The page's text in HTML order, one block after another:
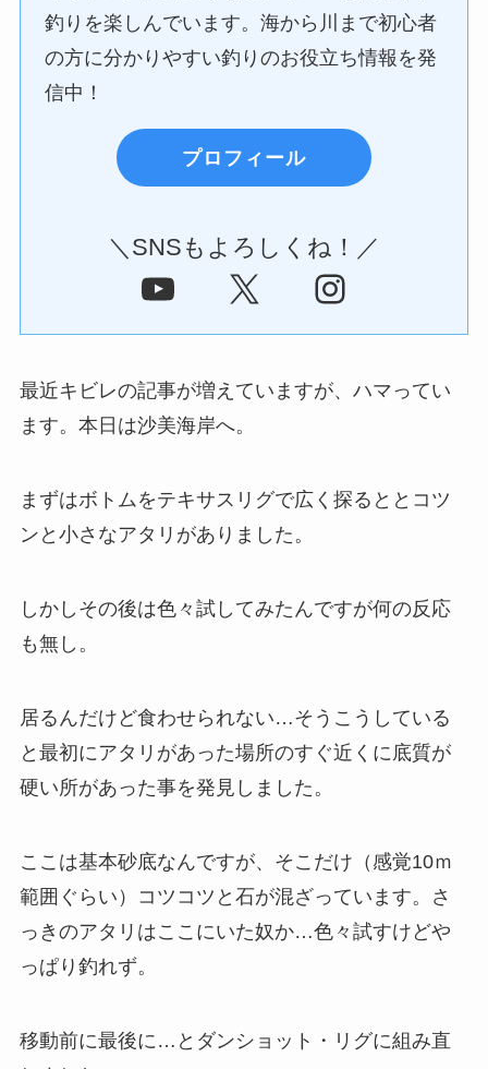
釣りを楽しんでいます。海から川まで初心者
の方に分かりやすい釣りのお役立ち情報を発
信中！
プロフィール
＼SNSもよろしくね！／
YouTube X Instagram
最近キビレの記事が増えていますが、ハマってい
ます。本日は沙美海岸へ。
まずはボトムをテキサスリグで広く探るととコツ
ンと小さなアタリがありました。
しかしその後は色々試してみたんですが何の反応
も無し。
居るんだけど食わせられない…そうこうしている
と最初にアタリがあった場所のすぐ近くに底質が
硬い所があった事を発見しました。
ここは基本砂底なんですが、そこだけ（感覚10ｍ
範囲ぐらい）コツコツと石が混ざっています。さ
っきのアタリはここにいた奴か…色々試すけどや
っぱり釣れず。
移動前に最後に…とダンショット・リグに組み直